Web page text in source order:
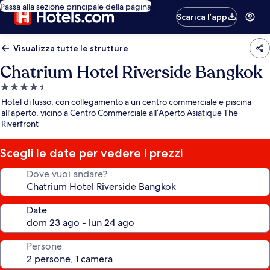
Passa alla sezione principale della pagina
Scarica l’app
Visualizza tutte le strutture
Chatrium Hotel Riverside Bangkok
Struttura
a
4.5
stelle
Hotel di lusso, con collegamento a un centro commerciale e piscina
all'aperto, vicino a Centro Commerciale all’Aperto Asiatique The
Riverfront
Scegli le date per vedere i prezzi
Dove vuoi andare?
Date
Persone